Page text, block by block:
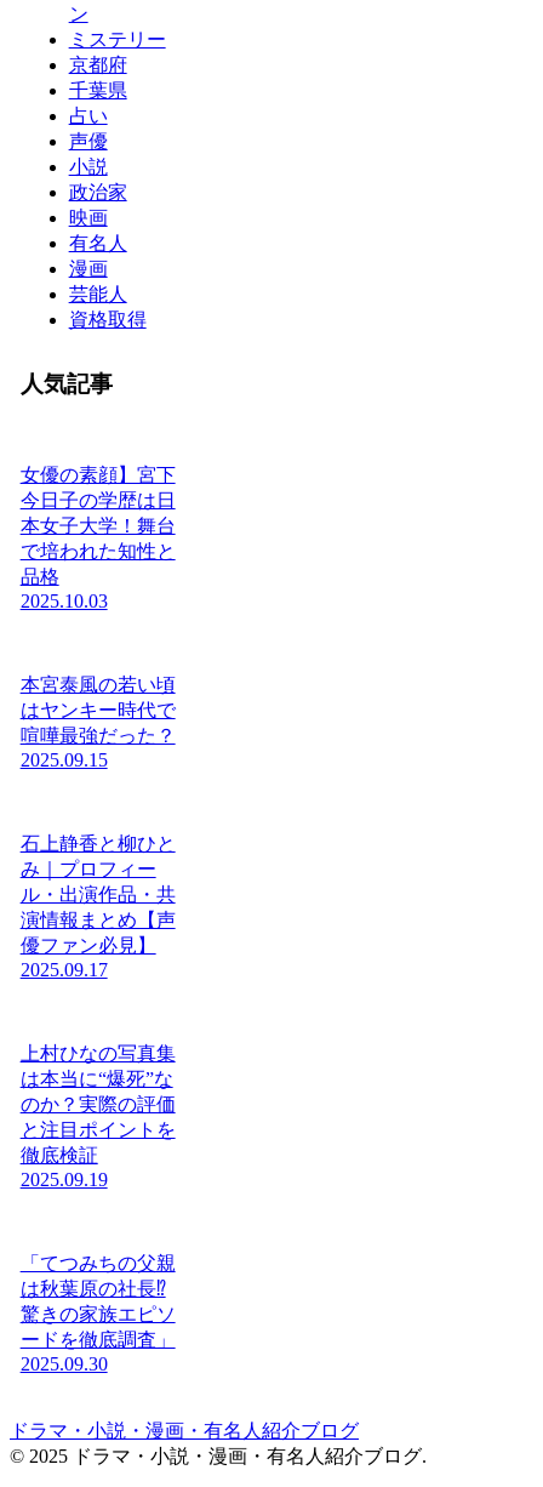
ン
ミステリー
京都府
千葉県
占い
声優
小説
政治家
映画
有名人
漫画
芸能人
資格取得
人気記事
女優の素顔】宮下
今日子の学歴は日
本女子大学！舞台
で培われた知性と
品格
2025.10.03
本宮泰風の若い頃
はヤンキー時代で
喧嘩最強だった？
2025.09.15
石上静香と柳ひと
み｜プロフィー
ル・出演作品・共
演情報まとめ【声
優ファン必見】
2025.09.17
上村ひなの写真集
は本当に“爆死”な
のか？実際の評価
と注目ポイントを
徹底検証
2025.09.19
「てつみちの父親
は秋葉原の社長⁉
驚きの家族エピソ
ードを徹底調査」
2025.09.30
ドラマ・小説・漫画・有名人紹介ブログ
© 2025 ドラマ・小説・漫画・有名人紹介ブログ.